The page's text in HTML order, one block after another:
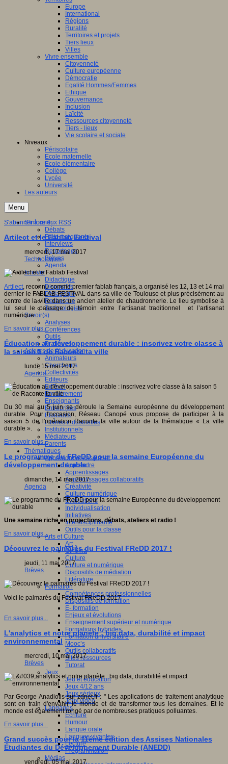
Europe
International
Régions
Ruralité
Territoires et projets
Tiers lieux
Villes
Vivre ensemble
Citoyenneté
Culture européenne
Démocratie
Egalité Hommes/Femmes
Ethique
Gouvernance
Inclusion
Laïcité
Ressources citoyenneté
Tiers - lieux
Vie scolaire et sociale
Niveaux
Périscolaire
Ecole maternelle
Ecole élémentaire
Collège
Lycée
Université
Les auteurs
Menu
S'informer
Débats
Faits marquants
Interviews
Reportages
Brèves
Agenda
Innover
Didactique
Dispositifs
Pédagogie
Recherche
Technologies
Savoir(s)
Analyses
Conférences
Outils
Pratiques
Acteurs de l'éducation
Animateurs
Chercheurs
Collectivités
Editeurs
EdTech
Encadrement
Enseignants
Entreprises
Etudiants
Filières industrielles
Institutionnels
Médiateurs
Parents
Thématiques
Apprendre et enseigner
Apprendre
Apprentissages
Apprentissages collaboratifs
Créativité
Culture numérique
Evaluations
Individualisation
Initiatives
Interdisciplinarité
Outils pour la classe
Arts et Culture
Art
Cinéma
Culture
Culture et numérique
Dispositifs de médiation
Littérature
Formation
Compétences professionnelles
Dispositifs de formation
E- formation
Enjeux et évolutions
Enseignement supérieur et numérique
Formations hybrides
Formation universitaire
Mooc’s
Outils collaboratifs
Sites ressources
Tutorat
Jeux
Jeu et éducation
Jeux 4/12 ans
Jeux sérieux
Jeux vidéo
Langages
Ecriture
Humour
Langue orale
Langues vivantes
Lecture
Programmation
Médias
S'abonner à ce flux RSS
Artilect et le Fablab Festival
mercredi, 17 mai 2017
Technologies
Artilect, reconnu comme premier fablab français, a organisé les 12, 13 et 14 mai
dernier le FABLAB FESTIVAL dans sa ville de Toulouse et plus précisément au
centre de la ville dans un ancien atelier de chaudronnerie. Le lieu symbolise à
lui seul le passage de témoin entre l’artisanat traditionnel et l’artisanat
numérique.
En savoir plus...
Éducation au développement durable : inscrivez votre classe à
la saison 5 de Raconte ta ville
lundi, 15 mai 2017
Agenda
Du 30 mai au 5 juin se déroule la Semaine européenne du développement
durable. Pour l'occasion, Réseau Canopé vous propose de participer à la
saison 5 de l'opération Raconte ta ville autour de la thématique « La ville
durable ».
En savoir plus...
Le programme du FReDD pour la semaine Européenne du
développement durable
dimanche, 14 mai 2017
Agenda
Une semaine riche en projections, débats, ateliers et radio !
En savoir plus...
Découvrez le palmarès du Festival FReDD 2017 !
jeudi, 11 mai 2017
Brèves
Voici le palmarès du Festival FReDD 2017
En savoir plus...
L'analytics et notre planète : big data, durabilité et impact
environnemental
mercredi, 10 mai 2017
Brèves
Par George Anadiotis sur zdnet.fr : " Les applications de traitement analytique
sont en train d'envahir le monde et de transformer tous les domaines. Et le
monde est également rongé par de nombreuses pratiques polluantes.
En savoir plus...
Grand succès pour la 11ème édition des Assises Nationales
Étudiantes du Développement Durable (ANEDD)
vendredi, 05 mai 2017